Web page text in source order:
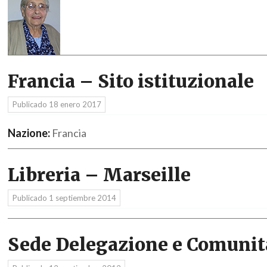
Francia – Sito istituzionale
Publicado 18 enero 2017
Nazione: Francia
Libreria – Marseille
Publicado 1 septiembre 2014
Sede Delegazione e